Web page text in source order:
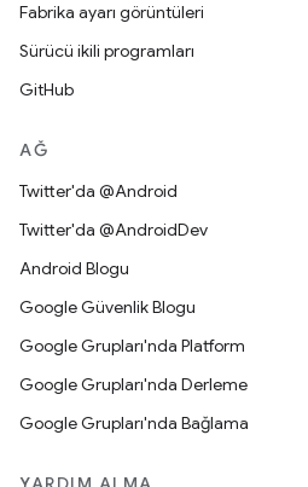
Fabrika ayarı görüntüleri
Sürücü ikili programları
GitHub
AĞ
Twitter'da @Android
Twitter'da @AndroidDev
Android Blogu
Google Güvenlik Blogu
Google Grupları'nda Platform
Google Grupları'nda Derleme
Google Grupları'nda Bağlama